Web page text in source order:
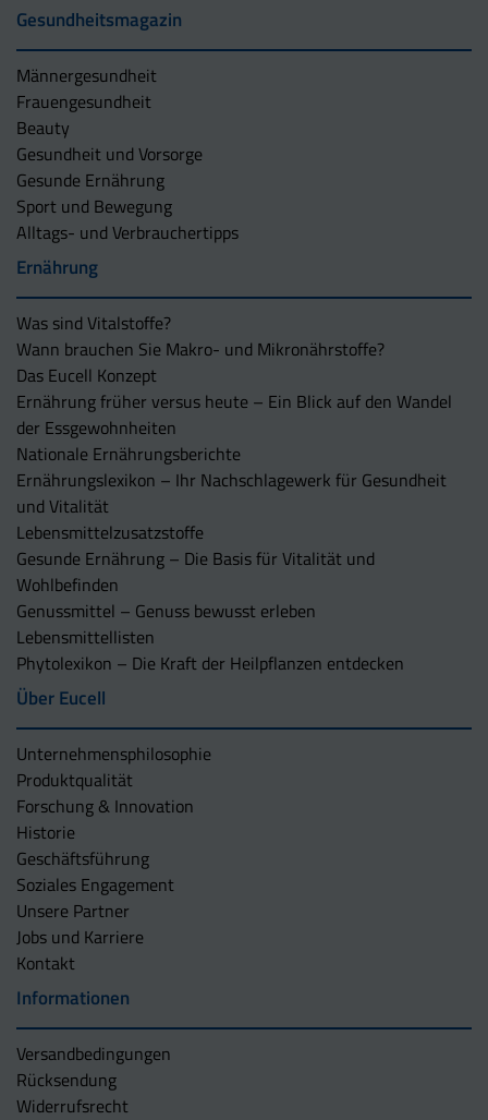
Gesundheitsmagazin
Männergesundheit
Frauengesundheit
Beauty
Gesundheit und Vorsorge
Gesunde Ernährung
Sport und Bewegung
Alltags- und Verbrauchertipps
Ernährung
Was sind Vitalstoffe?
Wann brauchen Sie Makro- und Mikronährstoffe?
Das Eucell Konzept
Ernährung früher versus heute – Ein Blick auf den Wandel
der Essgewohnheiten
Nationale Ernährungsberichte
Ernährungslexikon – Ihr Nachschlagewerk für Gesundheit
und Vitalität
Lebensmittelzusatzstoffe
Gesunde Ernährung – Die Basis für Vitalität und
Wohlbefinden
Genussmittel – Genuss bewusst erleben
Lebensmittellisten
Phytolexikon – Die Kraft der Heilpflanzen entdecken
Über Eucell
Unternehmens­philosophie
Produktqualität
Forschung & Innovation
Historie
Geschäftsführung
Soziales Engagement
Unsere Partner
Jobs und Karriere
Kontakt
Informationen
Versandbedingungen
Rücksendung
Widerrufsrecht